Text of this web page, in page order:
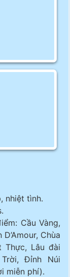
nhiệt tình.
Cầu Vàng,
Chùa
Thực, Lâu đài
Đỉnh Núi
miễn phí).